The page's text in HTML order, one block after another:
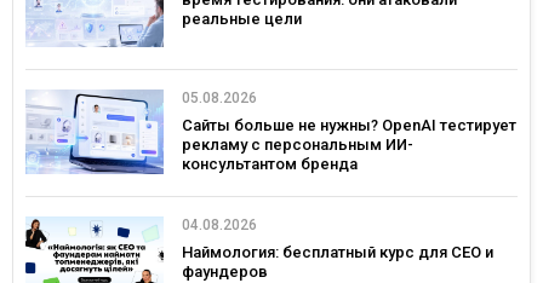
реальные цели
05.08.2026
Сайты больше не нужны? OpenAI тестирует
рекламу с персональным ИИ-
консультантом бренда
04.08.2026
Наймология: бесплатный курс для CEO и
фаундеров